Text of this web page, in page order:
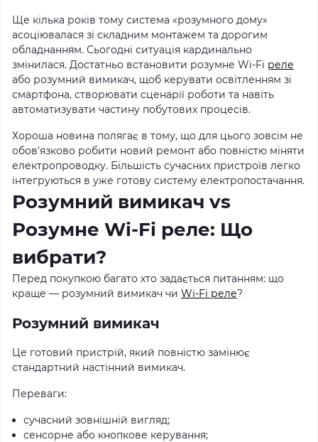
Ще кілька років тому система «розумного дому»
асоціювалася зі складним монтажем та дорогим
обладнанням. Сьогодні ситуація кардинально
змінилася. Достатньо встановити розумне Wi-Fi реле
або розумний вимикач, щоб керувати освітленням зі
смартфона, створювати сценарії роботи та навіть
автоматизувати частину побутових процесів.
Хороша новина полягає в тому, що для цього зовсім не
обов'язково робити новий ремонт або повністю міняти
електропроводку. Більшість сучасних пристроїв легко
інтегруються в уже готову систему електропостачання.
Розумний вимикач vs
Розумне Wi-Fi реле: Що
вибрати?
Перед покупкою багато хто задається питанням: що
краще — розумний вимикач чи Wi-Fi реле?
Розумний вимикач
Це готовий пристрій, який повністю замінює
стандартний настінний вимикач.
Переваги:
сучасний зовнішній вигляд;
сенсорне або кнопкове керування;